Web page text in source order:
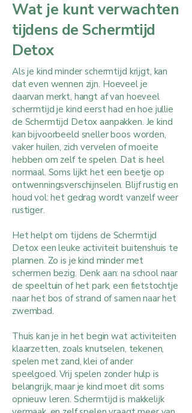
Wat je kunt verwachten
tijdens de Schermtijd
Detox
Als je kind minder schermtijd krijgt, kan
dat even wennen zijn. Hoeveel je
daarvan merkt, hangt af van hoeveel
schermtijd je kind eerst had en hoe jullie
de Schermtijd Detox aanpakken. Je kind
kan bijvoorbeeld sneller boos worden,
vaker huilen, zich vervelen of moeite
hebben om zelf te spelen. Dat is heel
normaal. Soms lijkt het een beetje op
ontwenningsverschijnselen. Blijf rustig en
houd vol: het gedrag wordt vanzelf weer
rustiger.
Het helpt om tijdens de Schermtijd
Detox een leuke activiteit buitenshuis te
plannen. Zo is je kind minder met
schermen bezig. Denk aan: na school naar
de speeltuin of het park, een fietstochtje
naar het bos of strand of samen naar het
zwembad.
Thuis kan je in het begin wat activiteiten
klaarzetten, zoals knutselen, tekenen,
spelen met zand, klei of ander
speelgoed. Vrij spelen zonder hulp is
belangrijk, maar je kind moet dit soms
opnieuw leren. Schermtijd is makkelijk